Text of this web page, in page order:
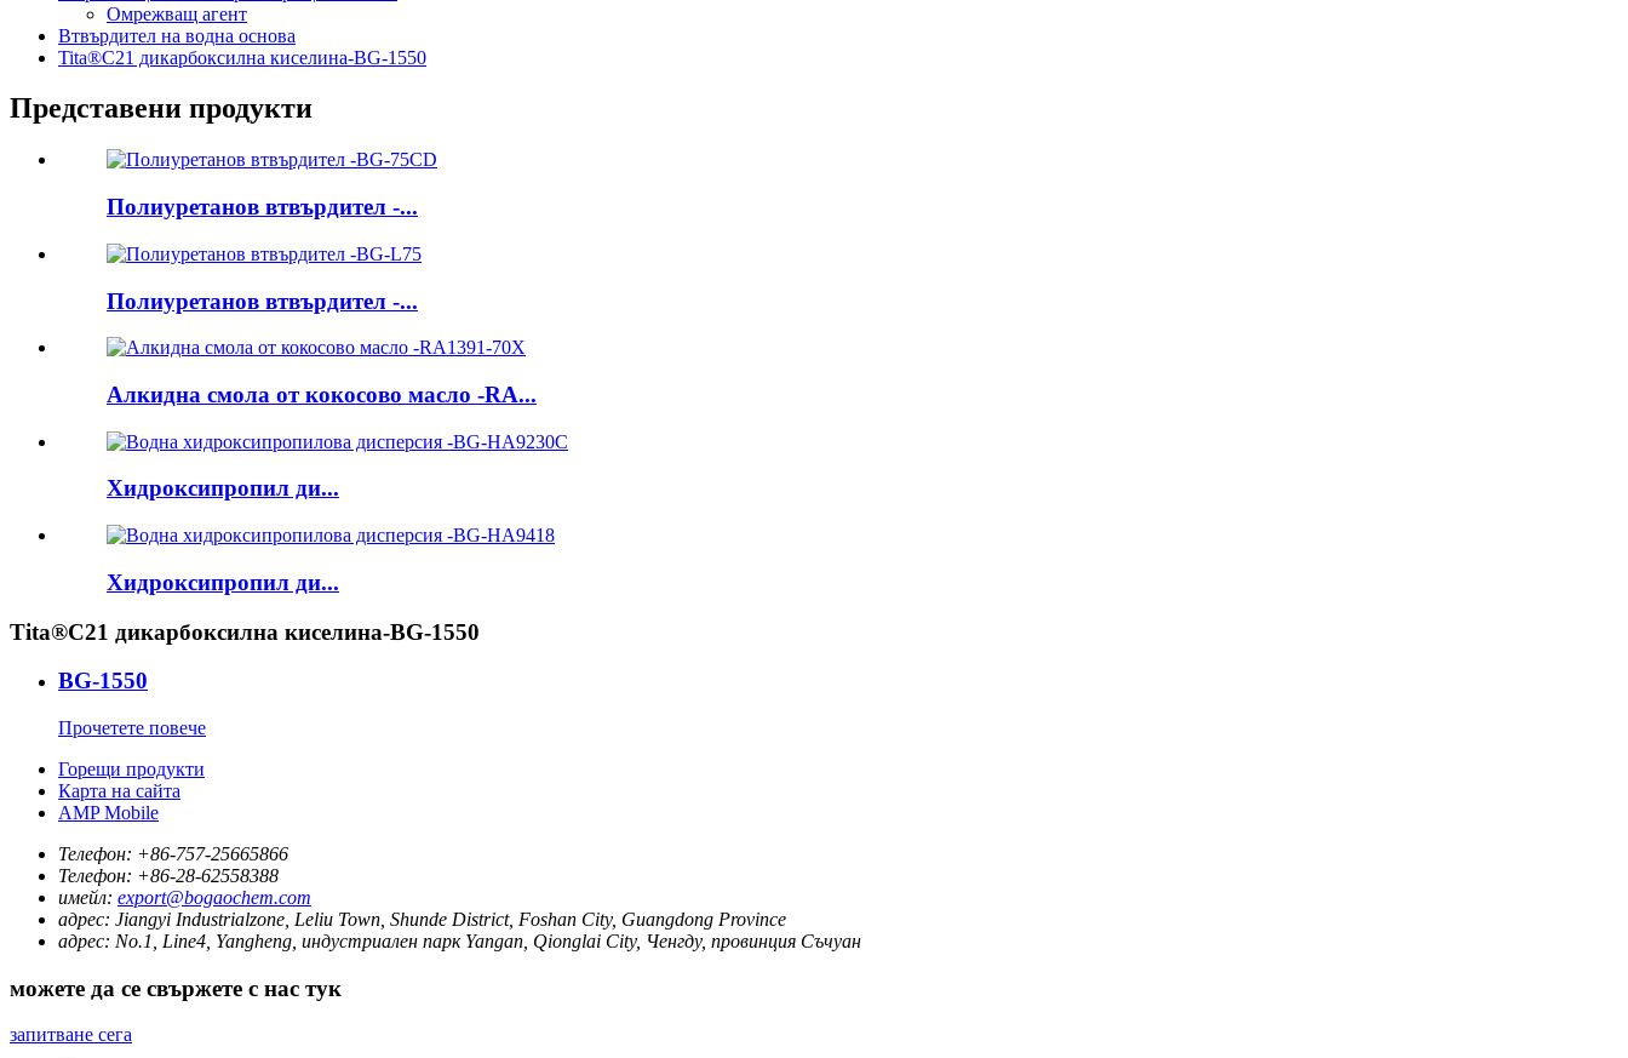
Омрежващ агент
Втвърдител на водна основа
Tita®C21 дикарбоксилна киселина-BG-1550
Представени продукти
Полиуретанов втвърдител -...
Полиуретанов втвърдител -...
Алкидна смола от кокосово масло -RA...
Хидроксипропил ди...
Хидроксипропил ди...
Tita®C21 дикарбоксилна киселина-BG-1550
BG-1550
Прочетете повече
Горещи продукти
Карта на сайта
AMP Mobile
Телефон: +86-757-25665866
Телефон: +86-28-62558388
имейл: export@bogaochem.com
адрес: Jiangyi Industrialzone, Leliu Town, Shunde District, Foshan City, Guangdong Province
адрес: No.1, Line4, Yangheng, индустриален парк Yangan, Qionglai City, Ченгду, провинция Съчуан
можете да се свържете с нас тук
запитване сега